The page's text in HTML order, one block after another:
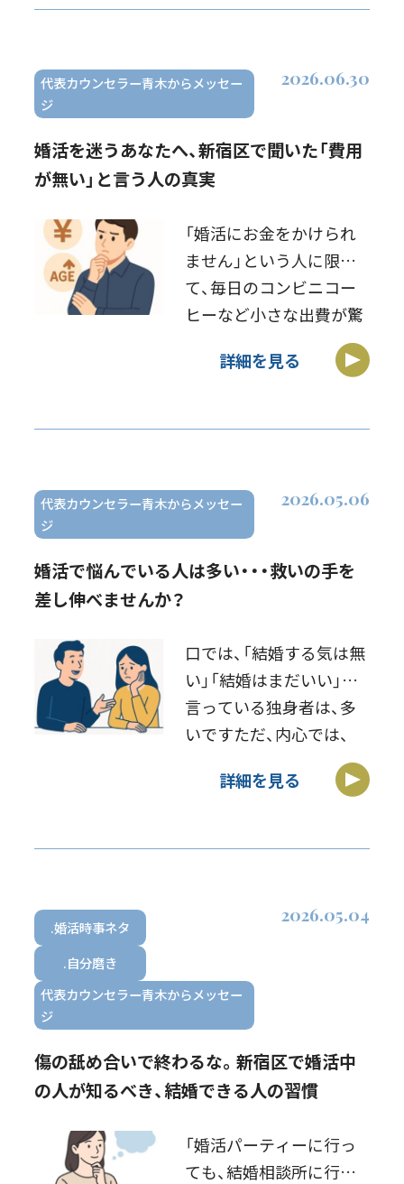
[…]
代表カウンセラー青木からメッセー
ジ
2026.06.30
婚活を迷うあなたへ、新宿区で聞いた「費用
が無い」と言う人の真実
「婚活にお金をかけられ
ません」という人に限っ
て、毎日のコンビニコー
ヒーなど小さな出費が驚
くほど多いものです 私が
直接伺ったある男性会員
詳細を見る
代表カウンセラー青木からメッセー
ジ
2026.05.06
婚活で悩んでいる人は多い・・・救いの手を
差し伸べませんか？
口では、「結婚する気は無
い」「結婚はまだいい」と
言っている独身者は、多
いですただ、内心では、
「チャンスが有れば、結婚
したい」と願っている人
だけ、かもしれません も
詳細を見る
.婚活時事ネタ
.自分磨き
代表カウンセラー青木からメッセー
ジ
2026.05.04
傷の舐め合いで終わるな。新宿区で婚活中
の人が知るべき、結婚できる人の習慣
「婚活パーティーに行っ
ても、結婚相談所に行っ